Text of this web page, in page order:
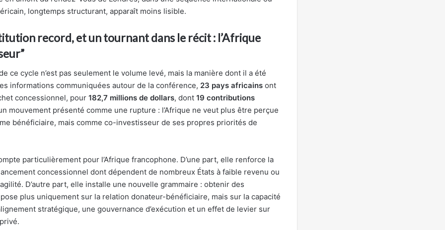
longtemps structurant, apparaît moins lisible.
record, et un tournant dans le récit : l’Afrique
ce cycle n’est pas seulement le volume levé, mais la manière dont il a été
informations communiquées autour de la conférence, 23 pays africains ont
concessionnel, pour 182,7 millions de dollars, dont 19 contributions
mouvement présenté comme une rupture : l’Afrique ne veut plus être perçue
bénéficiaire, mais comme co-investisseur de ses propres priorités de
particulièrement pour l’Afrique francophone. D’une part, elle renforce la
concessionnel dont dépendent de nombreux États à faible revenu ou
D’autre part, elle installe une nouvelle grammaire : obtenir des
plus uniquement sur la relation donateur-bénéficiaire, mais sur la capacité
stratégique, une gouvernance d’exécution et un effet de levier sur